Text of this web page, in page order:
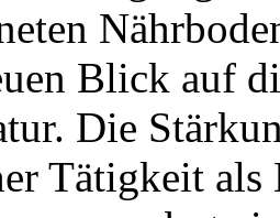
Blick auf
Die
Tätigkeit